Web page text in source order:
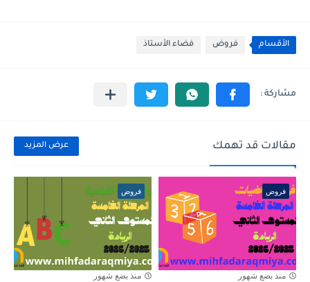
الأقسام فروض فضاء الأستاذ
مقالات قد تهمك عرض المزيد
فروض
منذ بضع شهور
فروض
منذ بضع شهور